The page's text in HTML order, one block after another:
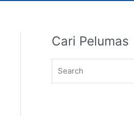
Cari Pelumas